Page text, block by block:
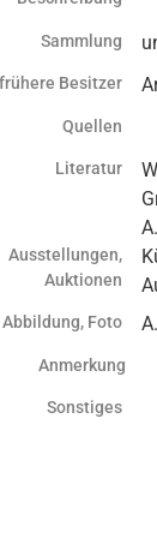
Sammlung
frühere Besitzer
Quellen
Literatur
Ausstellungen,
Auktionen
Abbildung, Foto
Anmerkung
Sonstiges